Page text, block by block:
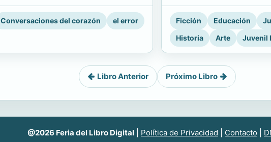
Conversaciones del corazón
el error
Ficción Educación
Historia
Arte Juvenil
Libro Anterior Próximo Libro
@2026 Feria del Libro Digital Política de Privacidad Contacto